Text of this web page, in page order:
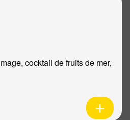
cocktail de fruits de mer,